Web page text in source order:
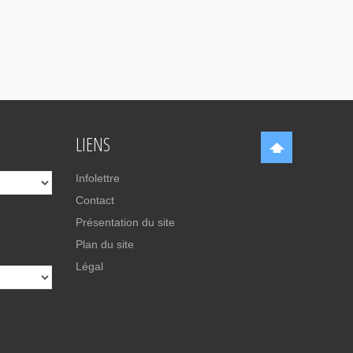
LIENS
Infolettre
Contact
Présentation du site
Plan du site
Légal